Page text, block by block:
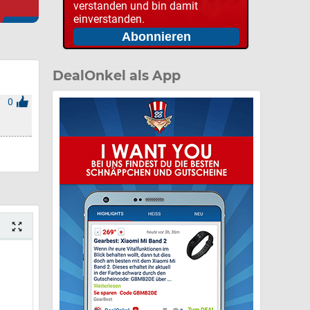
0
verstanden und bin damit
einverstanden.
DealOnkel als App